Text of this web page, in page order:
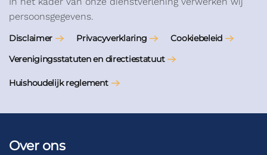
persoonsgegevens.
Disclaimer Privacyverklaring
Cookiebeleid
Verenigingsstatuten en directiestatuut
Huishoudelijk reglement
Over ons